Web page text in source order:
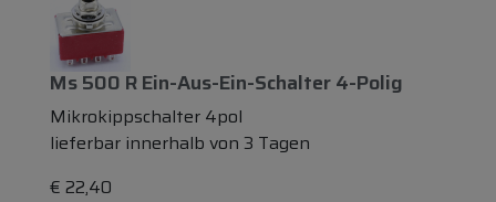
Ms 500 R Ein-Aus-Ein-Schalter 4-Polig
Mikrokippschalter 4pol
lieferbar innerhalb von 3 Tagen
€ 22,40